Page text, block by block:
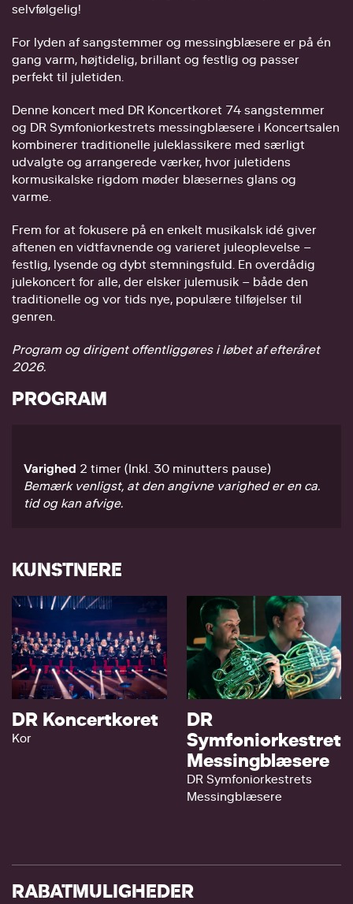
selvfølgelig!
For lyden af sangstemmer og messingblæsere er på én
gang varm, højtidelig, brillant og festlig og passer
perfekt til juletiden.
Denne koncert med DR Koncertkoret 74 sangstemmer
og DR Symfoniorkestrets messingblæsere i Koncertsalen
kombinerer traditionelle juleklassikere med særligt
udvalgte og arrangerede værker, hvor juletidens
kormusikalske rigdom møder blæsernes glans og
varme.
Frem for at fokusere på en enkelt musikalsk idé giver
aftenen en vidtfavnende og varieret juleoplevelse –
festlig, lysende og dybt stemningsfuld. En overdådig
julekoncert for alle, der elsker julemusik – både den
traditionelle og vor tids nye, populære tilføjelser til
genren.
Program og dirigent offentliggøres i løbet af efteråret
2026.
PROGRAM
Varighed 2 timer (Inkl. 30 minutters pause)
Bemærk venligst, at den angivne varighed er en ca.
tid og kan afvige.
KUNSTNERE
DR Koncertkoret
Kor
DR
Symfoniorkestret
Messingblæsere
DR Symfoniorkestrets
Messingblæsere
RABATMULIGHEDER